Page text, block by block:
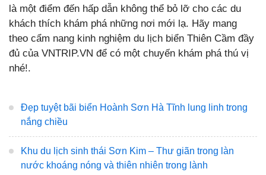
là một điểm đến hấp dẫn không thể bỏ lỡ cho các du
khách thích khám phá những nơi mới lạ. Hãy mang
theo cẩm nang kinh nghiệm du lịch biển Thiên Cầm đầy
đủ của VNTRIP.VN để có một chuyến khám phá thú vị
nhé!.
Đẹp tuyệt bãi biển Hoành Sơn Hà Tĩnh lung linh trong
nắng chiều
Khu du lịch sinh thái Sơn Kim – Thư giãn trong làn
nước khoáng nóng và thiên nhiên trong lành